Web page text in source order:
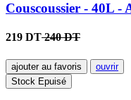
Couscoussier - 40L -
219 DT240 DT
ajouter au favoris
ouvrir
Stock Epuisé